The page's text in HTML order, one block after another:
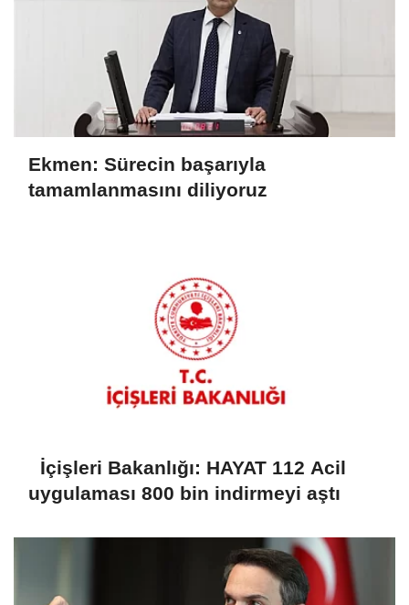
Ekmen: Sürecin başarıyla
tamamlanmasını diliyoruz
İçişleri Bakanlığı: HAYAT 112 Acil
uygulaması 800 bin indirmeyi aştı